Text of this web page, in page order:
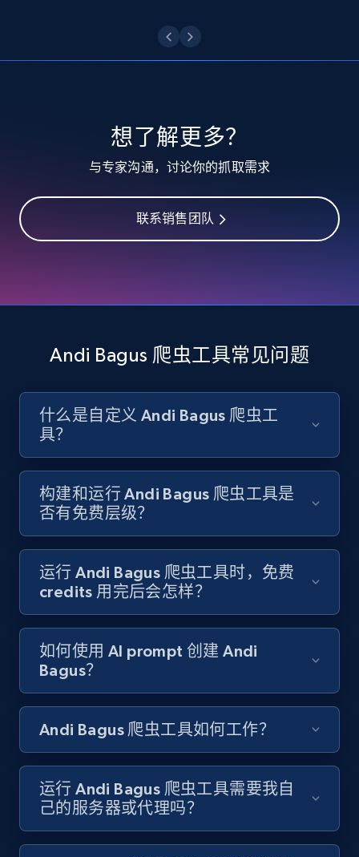
1.2K+
TikTok - Profiles
Account id, Nickname, Biography, Awg
engagement rate, Comment engagement rate,
and more.
and country
Account id, Nickname, Biography, Awg
Like engagement rate, Bio link, Predicted lang,
and more.
URL, Title, Youtuber, Youtuber md5, Video url,
Video length, Likes, Views, and more.
8.1K+ 714+ 注册使用
Youtube - Videos posts - Search new
youtube videos by keyword
URL, Title, Youtuber, Youtuber md5, Video url,
8.1K+ 714+
想了解更多？
与专家沟通，讨论你的抓取需求
联系销售团队
Andi Bagus 爬虫工具常见问题
什么是自定义 Andi Bagus 爬虫工
具？
构建和运行 Andi Bagus 爬虫工具是
否有免费层级？
运行 Andi Bagus 爬虫工具时，免费
credits 用完后会怎样？
如何使用 AI prompt 创建 Andi
Bagus？
Andi Bagus 爬虫工具如何工作？
运行 Andi Bagus 爬虫工具需要我自
己的服务器或代理吗？